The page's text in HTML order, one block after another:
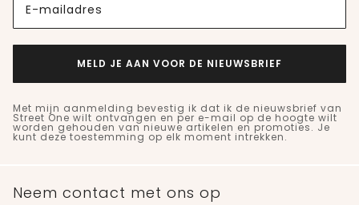
E-mailadres
MELD JE AAN VOOR DE NIEUWSBRIEF
Met mijn aanmelding bevestig ik dat ik de nieuwsbrief van
Street One wilt ontvangen en per e-mail op de hoogte wilt
worden gehouden van nieuwe artikelen en promoties. Je
kunt deze toestemming op elk moment intrekken.
Neem contact met ons op